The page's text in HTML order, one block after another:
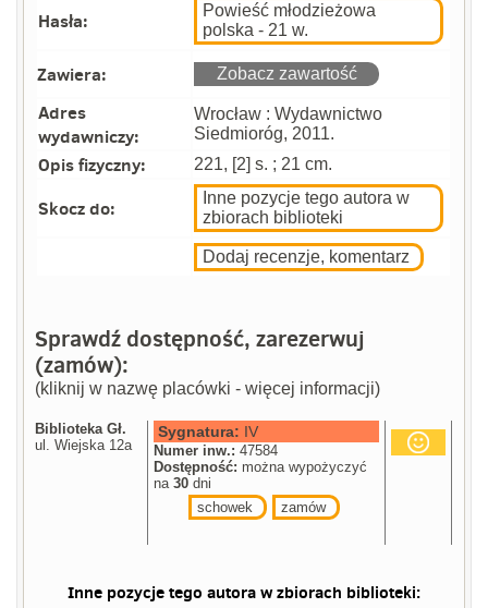
Hasła:
Powieść młodzieżowa
polska - 21 w.
Zawiera: Zobacz zawartość
Adres
wydawniczy:
Wrocław : Wydawnictwo
Siedmioróg, 2011.
Opis fizyczny: 221, [2] s. ; 21 cm.
Skocz do:
Inne pozycje tego autora w
zbiorach biblioteki
Dodaj recenzje, komentarz
Sprawdź dostępność, zarezerwuj
(zamów):
(kliknij w nazwę placówki - więcej informacji)
Biblioteka Gł.
ul. Wiejska 12a
Sygnatura: IV
Numer inw.: 47584
Dostępność: można wypożyczyć
na30 dni
schowek
zamów
Inne pozycje tego autora w zbiorach biblioteki: